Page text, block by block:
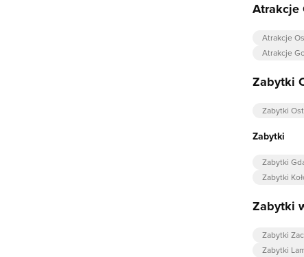
Atrakcje
Atrakcje
Atrakcje
Zabytki
Zabytki
Zabytki
Zabytki
Zabytki
Zabytki
Zabytki
Zabytki